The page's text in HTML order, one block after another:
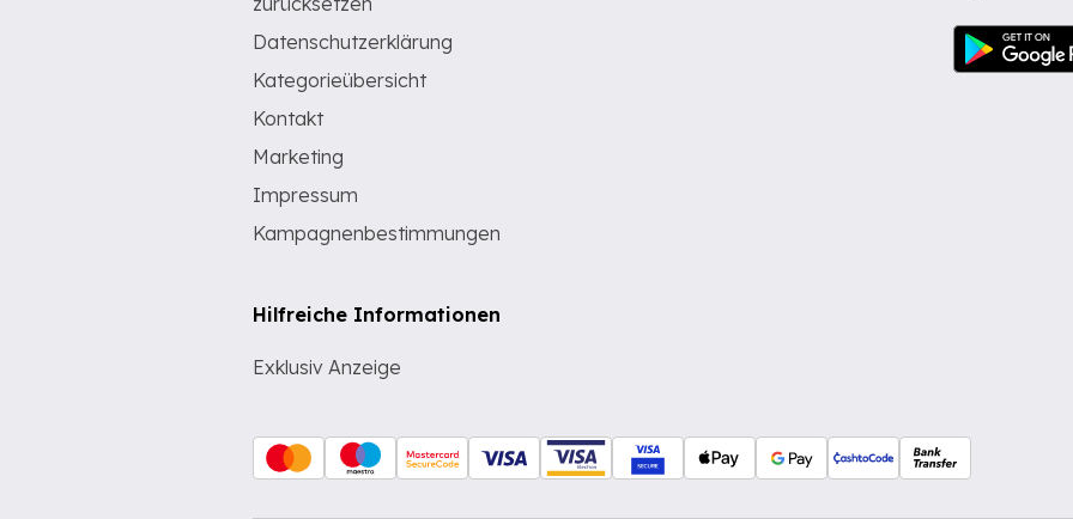
Datenschutzerklärung
Kategorieübersicht
Kontakt
Marketing
Impressum
Kampagnenbestimmungen
Hilfreiche Informationen
Exklusiv Anzeige